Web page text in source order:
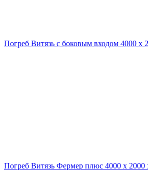
Погреб Витязь с боковым входом 4000 х
Погреб Витязь Фермер плюс 4000 х 2000